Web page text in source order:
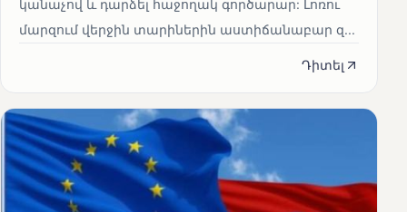
կանաչով և դարձել հաջողակ գործարար: Լոռու
մարզում վերջին տարիներին աստիճանաբար զ...
Դիտել